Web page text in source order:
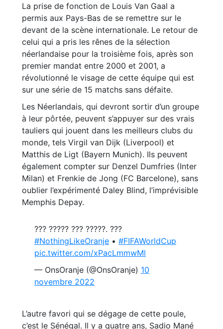
La prise de fonction de Louis Van Gaal a
permis aux Pays-Bas de se remettre sur le
devant de la scène internationale. Le retour de
celui qui a pris les rênes de la sélection
néerlandaise pour la troisième fois, après son
premier mandat entre 2000 et 2001, a
révolutionné le visage de cette équipe qui est
sur une série de 15 matchs sans défaite.
Les Néerlandais, qui devront sortir d’un groupe
à leur pôrtée, peuvent s’appuyer sur des vrais
tauliers qui jouent dans les meilleurs clubs du
monde, tels Virgil van Dijk (Liverpool) et
Matthis de Ligt (Bayern Munich). Ils peuvent
également compter sur Denzel Dumfries (Inter
Milan) et Frenkie de Jong (FC Barcelone), sans
oublier l’expérimenté Daley Blind, l’imprévisible
Memphis Depay.
??? ????? ??? ?????. ???
#NothingLikeOranje • #FIFAWorldCup
pic.twitter.com/xPacLmmwMl
— OnsOranje (@OnsOranje) 10
novembre 2022
L’autre favori qui se dégage de cette poule,
c’est le Sénégal. Il y a quatre ans, Sadio Mané